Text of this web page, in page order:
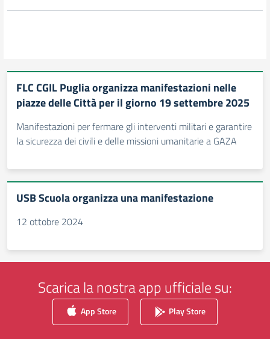
FLC CGIL Puglia organizza manifestazioni nelle
piazze delle Città per il giorno 19 settembre 2025
Manifestazioni per fermare gli interventi militari e garantire
la sicurezza dei civili e delle missioni umanitarie a GAZA
USB Scuola organizza una manifestazione
12 ottobre 2024
Scarica la nostra app ufficiale su:
App Store Play Store